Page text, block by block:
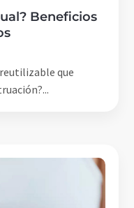
Beneficios
que